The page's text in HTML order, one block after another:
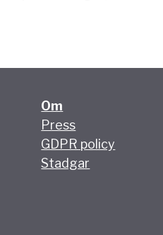
Om
Press
GDPR policy
Stadgar